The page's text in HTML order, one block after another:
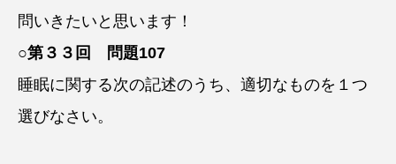
問いきたいと思います！
○第３３回 問題107
睡眠に関する次の記述のうち、適切なものを１つ
選びなさい。